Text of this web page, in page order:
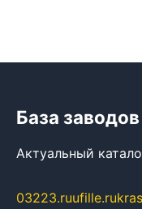
База
Актуальный
03223.ruufille.ru